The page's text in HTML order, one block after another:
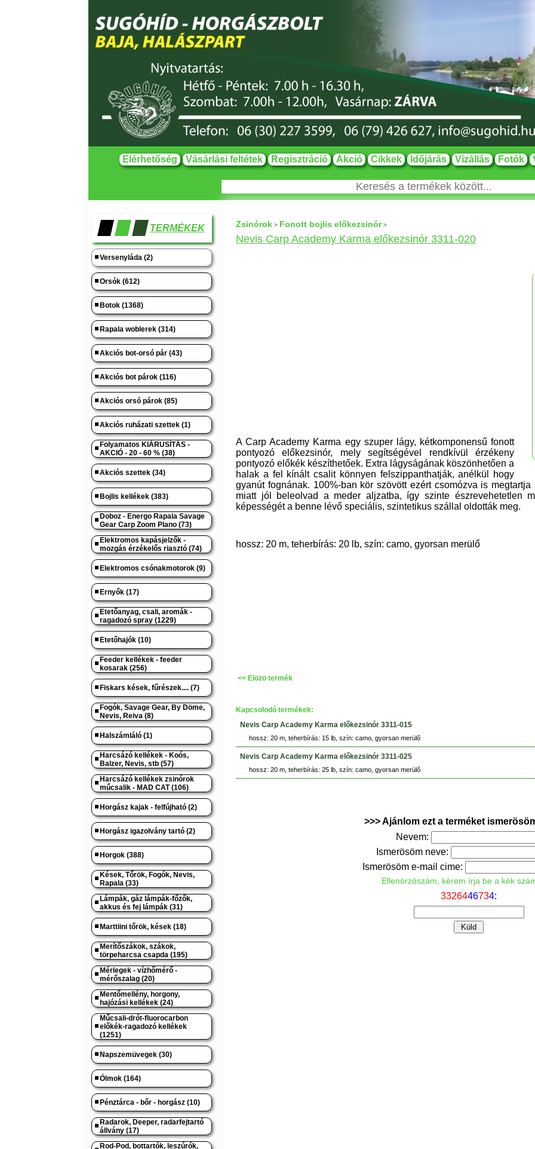
Elérhetőség Vásárlási feltétek Regisztráció Akció Cikkek Időjárás Vízállás Fotók
TERMÉKEK
Versenyláda (2)
Orsók (612)
Botok (1368)
Rapala woblerek (314)
Akciós bot-orsó pár (43)
Akciós bot párok (116)
Akciós orsó párok (85)
Akciós ruházati szettek (1)
Folyamatos KIÁRUSÍTÁS -
AKCIÓ - 20 - 60 % (38)
Akciós szettek (34)
Bojlis kellékek (383)
Doboz - Energo Rapala Savage
Gear Carp Zoom Plano (73)
Elektromos kapásjelzők -
mozgás érzékelős riasztó (74)
Elektromos csónakmotorok (9)
Ernyők (17)
Etetőanyag, csali, aromák -
ragadozó spray (1229)
Etetőhajók (10)
Feeder kellékek - feeder
kosarak (256)
Fiskars kések, fűrészek.... (7)
Fogók, Savage Gear, By Döme,
Nevis, Reiva (8)
Halszámláló (1)
Harcsázó kellékek - Koós,
Balzer, Nevis, stb (57)
Harcsázó kellékek zsinórok
műcsalik - MAD CAT (106)
Horgász kajak - felfújható (2)
Horgász igazolvány tartó (2)
Horgok (388)
Kések, Tőrök, Fogók, Nevis,
Rapala (33)
Lámpák, gáz lámpák-főzők,
akkus és fej lámpák (31)
Marttiini tőrök, kések (18)
Merítőszákok, szákok,
törpeharcsa csapda (195)
Mérlegek - vízhőmérő -
mérőszalag (20)
Mentőmellény, horgony,
hajózási kellékek (24)
Műcsali-drót-fluorocarbon
előkék-ragadozó kellékek
(1251)
Napszemüvegek (30)
Ólmok (164)
Pénztárca - bőr - horgász (10)
Radarok, Deeper, radarfejtartó
állvány (17)
Rod-Pod, bottartók, leszúrók,
Zsinórok > Fonott bojlis előkezsinór>
Nevis Carp Academy Karma előkezsinór 3311-020
A Carp Academy Karma egy szuper lágy, kétkomponensű fonott
pontyozó előkezsinór, mely segítségével rendkívül
érzékeny
pontyozó előkék készíthetőek. Extra lágyságának köszönhetően a
halak a fel kínált csalit könnyen fel szippanthatják, anélkül hogy
gyanút fognának. 100%-ban kör szövött ezért csomózva is
miatt jól beleolvad a meder aljzatba, így szinte észrevehetetlen
képességét a benne lévő speciális, szintetikus szállal oldották meg.
hossz: 20 m, teherbírás: 20 lb, szín: camo, gyorsan merülő
<< Elözö termék
Kapcsolodó termékek:
Nevis Carp Academy Karma előkezsinór 3311-015
hossz: 20 m, teherbírás: 15 lb, szín: camo, gyorsan merülő
Nevis Carp Academy Karma előkezsinór 3311-025
hossz: 20 m, teherbírás: 25 lb, szín: camo, gyorsan merülő
>>> Ajánlom ezt a terméket
Nevem:
Ismerösöm neve:
Ismerösöm e-mail cime:
Ellenörzöszám, kérem írja be a kék
3326446734: